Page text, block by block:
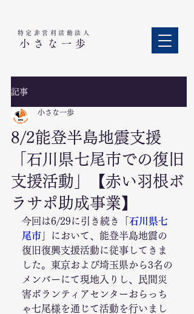
特定非営利活動法人​
小さな一歩
記事
8/2能登半島地震支援
「石川県七尾市での復旧
支援活動」【赤い羽根ボ
ラサポ助成事業】
小さな一歩
今回は6/29に引き続き「 石川県七
尾市 」において、能登半島地震の
復旧復興支援活動に従事してきま
した。東京および埼玉県から3名の
メンバーにて現地入りし、民間災
害ボランティアセンターおらっち
ゃ七尾様を通じて活動を行いまし